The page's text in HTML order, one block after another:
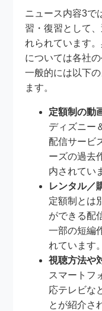
ニュース内容3で
習・復習として
れられています
については各社
一般的には以下
ます。
定額制の動
ディズニー
配信サービ
ーズの過去
内されてい
レンタル／
定額制とは
ができる配
一部の短編
れています。
視聴方法や
スマートフ
応テレビな
とが紹介さ